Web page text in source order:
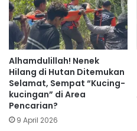
Alhamdulillah! Nenek
Hilang di Hutan Ditemukan
Selamat, Sempat “Kucing-
kucingan” di Area
Pencarian?
9 April 2026